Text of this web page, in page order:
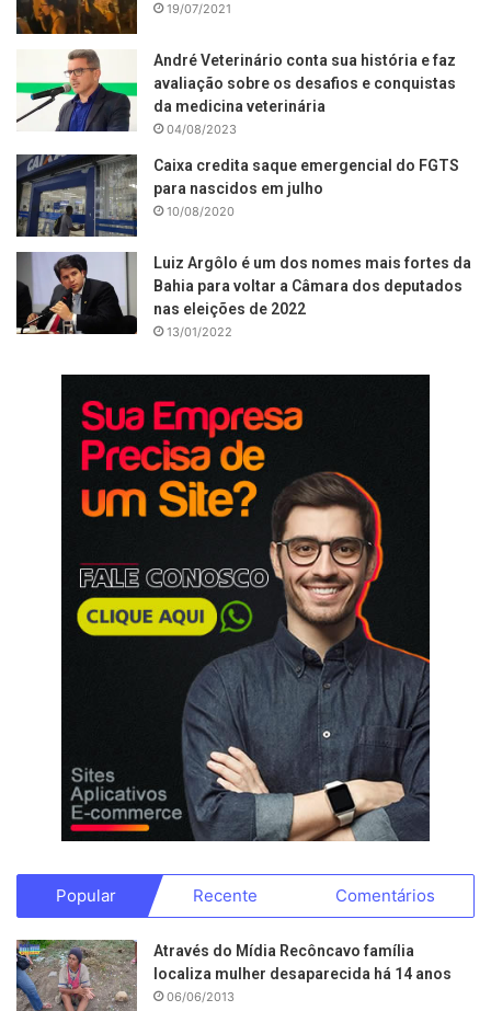
19/07/2021
André Veterinário conta sua história e faz
avaliação sobre os desafios e conquistas
da medicina veterinária
04/08/2023
Caixa credita saque emergencial do FGTS
para nascidos em julho
10/08/2020
Luiz Argôlo é um dos nomes mais fortes da
Bahia para voltar a Câmara dos deputados
nas eleições de 2022
13/01/2022
Popular Recente Comentários
Através do Mídia Recôncavo família
localiza mulher desaparecida há 14 anos
06/06/2013